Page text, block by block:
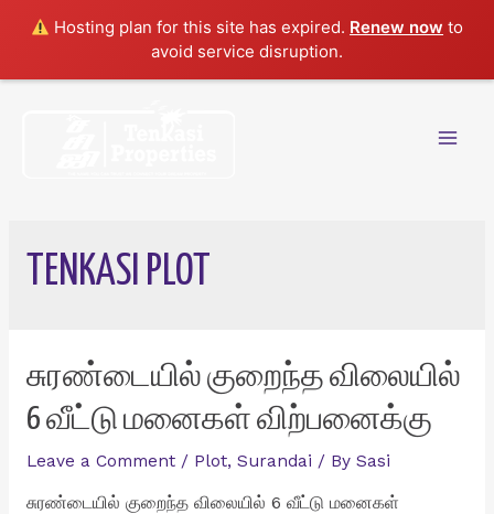
Hosting plan for this site has expired. Renew now to
avoid service disruption.
TENKASI PLOT
சுரண்டையில் குறைந்த விலையில்
6 வீட்டு மனைகள் விற்பனைக்கு
Leave a Comment / Plot, Surandai / By Sasi
சுரண்டையில் குறைந்த விலையில் 6 வீட்டு மனைகள்